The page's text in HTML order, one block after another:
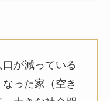
が減っている
った家（空き